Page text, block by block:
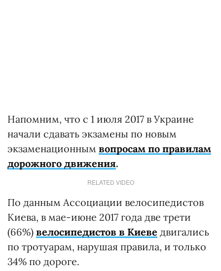
Напомним, что с 1 июля 2017 в Украине
начали сдавать экзамены по новым
экзаменационным вопросам по правилам
дорожного движения.
RELATED VIDEO
По данным Ассоциации велосипедистов
Киева, в мае-июне 2017 года две трети
(66%) велосипедистов в Киеве двигались
по тротуарам, нарушая правила, и только
34% по дороге.